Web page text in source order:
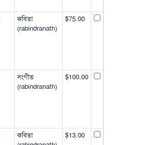
কবিতা
(rabindranath)
$75.00
সংগীত
(rabindranath)
$100.00
কবিতা
$13.00